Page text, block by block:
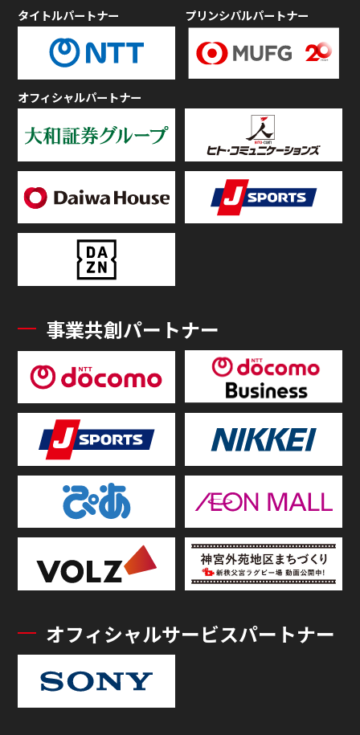
タイトルパートナー プリンシパルパートナー
オフィシャルパートナー
事業共創パートナー
オフィシャルサービスパートナー